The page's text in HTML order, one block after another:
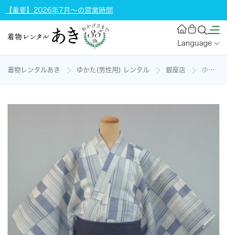
【重要】2026年7月～の営業時間
Language
着物レンタルあき ゆかた(男性用) レンタル 銀座店 ゆかた(男物)[163-171cm]の着物レンタル